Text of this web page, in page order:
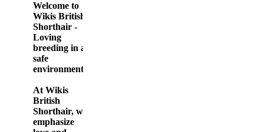
Welcome to
Wikis British
Shorthair -
Loving
breeding in a
safe
environment
At Wikis
British
Shorthair, we
emphasize